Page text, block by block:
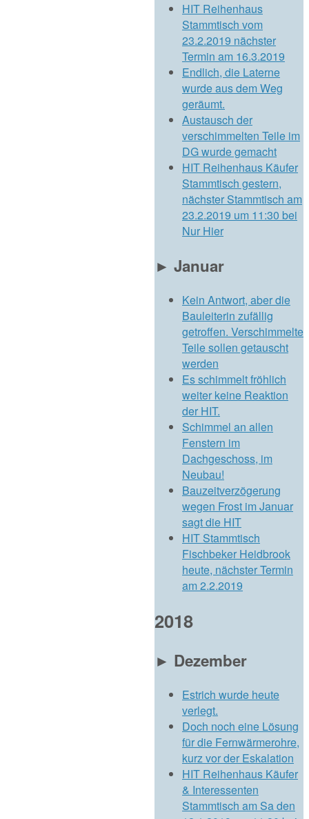
HIT Reihenhaus
Stammtisch vom
23.2.2019 nächster
Termin am 16.3.2019
Endlich, die Laterne
wurde aus dem Weg
geräumt.
Austausch der
verschimmelten Teile im
DG wurde gemacht
HIT Reihenhaus Käufer
Stammtisch gestern,
nächster Stammtisch am
23.2.2019 um 11:30 bei
Nur Hier
► Januar
Kein Antwort, aber die
Bauleiterin zufällig
getroffen. Verschimmelte
Teile sollen getauscht
werden
Es schimmelt fröhlich
weiter keine Reaktion
der HIT.
Schimmel an allen
Fenstern im
Dachgeschoss, im
Neubau!
Bauzeitverzögerung
wegen Frost im Januar
sagt die HIT
HIT Stammtisch
Fischbeker Heidbrook
heute, nächster Termin
am 2.2.2019
2018
► Dezember
Estrich wurde heute
verlegt.
Doch noch eine Lösung
für die Fernwärmerohre,
kurz vor der Eskalation
HIT Reihenhaus Käufer
& Interessenten
Stammtisch am Sa den